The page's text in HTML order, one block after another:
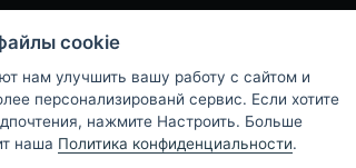
конфиденциальности|Настройки файлов cookie
cookie
нам улучшить вашу работу с сайтом и
персонализированй сервис. Если хотите
нажмите Настроить. Больше
наша Политика конфиденциальности.